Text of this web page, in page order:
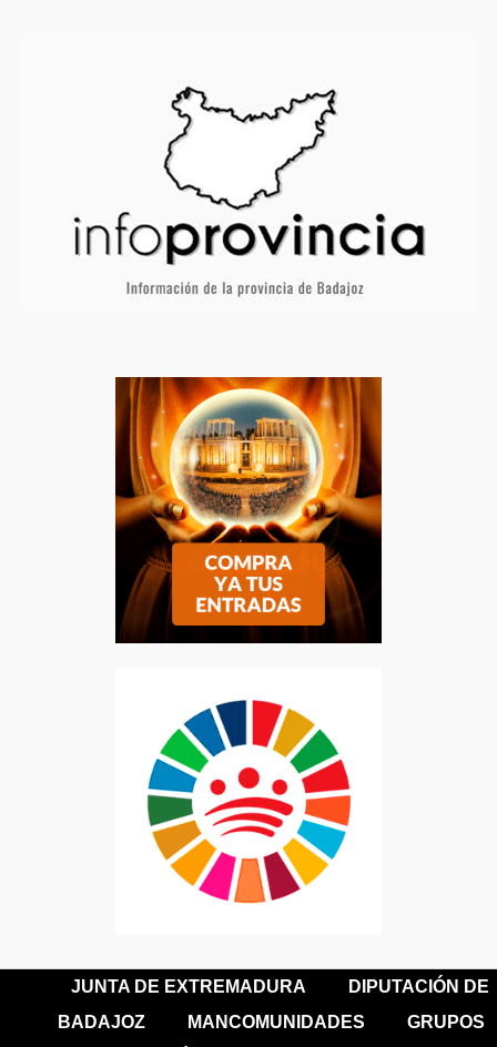
JUNTA DE EXTREMADURA
DIPUTACIÓN DE
BADAJOZ
MANCOMUNIDADES
GRUPOS